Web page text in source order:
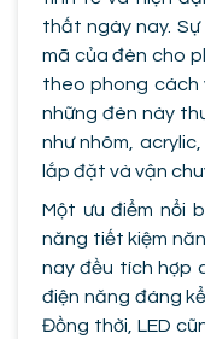
thất ngày nay.
mã của đèn cho
theo phong cách
những đèn này
như nhôm,
lắp đặt và vận
Một ưu điểm nổi
năng tiết kiệm
nay đều tích hợp
điện năng đáng
Đồng thời, LED